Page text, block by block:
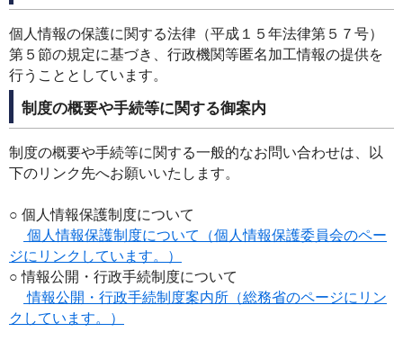
個人情報の保護に関する法律（平成１５年法律第５７号）
第５節の規定に基づき、行政機関等匿名加工情報の提供を
行うこととしています。
制度の概要や手続等に関する御案内
制度の概要や手続等に関する一般的なお問い合わせは、以
下のリンク先へお願いいたします。
○ 個人情報保護制度について
個人情報保護制度について（個人情報保護委員会のペー
ジにリンクしています。）
○ 情報公開・行政手続制度について
情報公開・行政手続制度案内所（総務省のページにリン
クしています。）